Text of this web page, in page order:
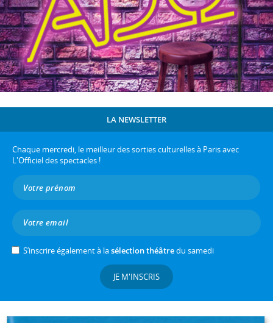
LA NEWSLETTER
Chaque mercredi, le meilleur des sorties culturelles à Paris avec
L'Officiel des spectacles !
S’inscrire également à lasélection théâtredu samedi
JE M'INSCRIS